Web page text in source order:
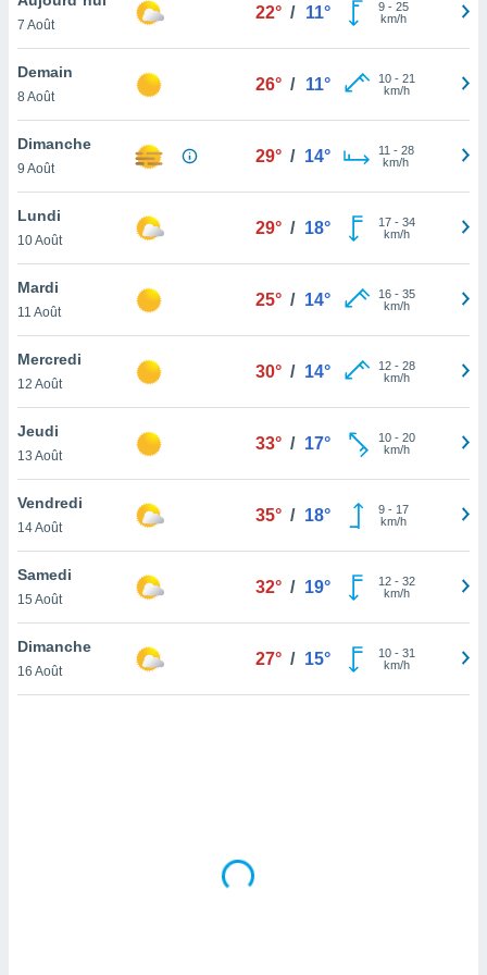
et
»,
au
vous
qu'ils
ou
le
ainsi
un
la
du
en
de
7 Août
22° / 11° 9- 25
km/h
Demain
8 Août
26° / 11° 10- 21
km/h
Dimanche
9 Août
29° / 14° 11 - 28
km/h
Lundi
10 Août
29° / 18° 17- 34
km/h
Mardi
11 Août
25° / 14° 16- 35
km/h
Mercredi
12 Août
30° / 14° 12- 28
km/h
Jeudi
13 Août
33° / 17° 10- 20
km/h
Vendredi
14 Août
35° / 18° 9- 17
km/h
Samedi
15 Août
32° / 19° 12- 32
km/h
Dimanche
16 Août
27° / 15° 10- 31
km/h